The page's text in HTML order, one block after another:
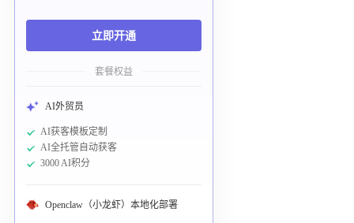
立即开通
套餐权益
AI外贸员
AI获客模板定制
AI全托管自动获客
3000 AI积分
Openclaw（小龙虾）本地化部署